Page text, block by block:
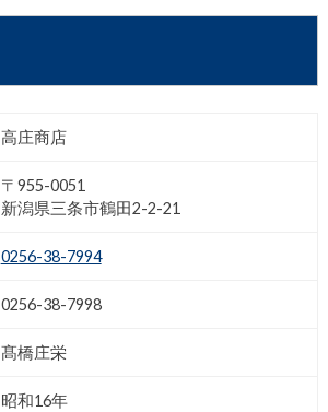
高庄商店
〒955-0051
新潟県三条市鶴田2-2-21
0256-38-7994
0256-38-7998
髙橋庄栄
昭和16年